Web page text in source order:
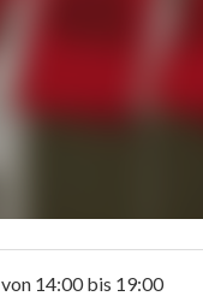
von 14:00 bis 19:00